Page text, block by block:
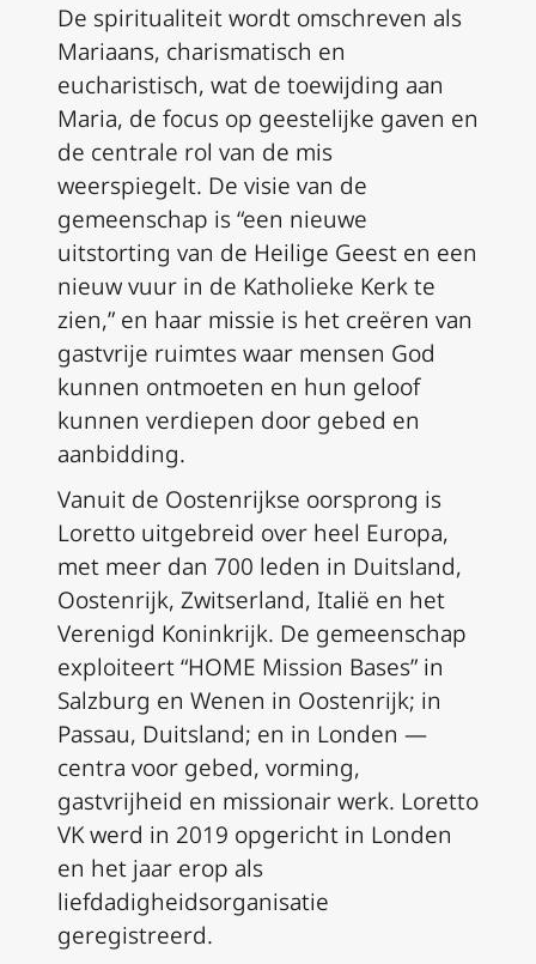
De spiritualiteit wordt omschreven als
Mariaans, charismatisch en
eucharistisch, wat de toewijding aan
Maria, de focus op geestelijke gaven en
de centrale rol van de mis
weerspiegelt. De visie van de
gemeenschap is “een nieuwe
uitstorting van de Heilige Geest en een
nieuw vuur in de Katholieke Kerk te
zien,” en haar missie is het creëren van
gastvrije ruimtes waar mensen God
kunnen ontmoeten en hun geloof
kunnen verdiepen door gebed en
aanbidding.
Vanuit de Oostenrijkse oorsprong is
Loretto uitgebreid over heel Europa,
met meer dan 700 leden in Duitsland,
Oostenrijk, Zwitserland, Italië en het
Verenigd Koninkrijk. De gemeenschap
exploiteert “HOME Mission Bases” in
Salzburg en Wenen in Oostenrijk; in
Passau, Duitsland; en in Londen —
centra voor gebed, vorming,
gastvrijheid en missionair werk. Loretto
VK werd in 2019 opgericht in Londen
en het jaar erop als
liefdadigheidsorganisatie
geregistreerd.